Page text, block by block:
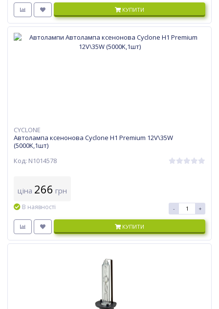
КУПИТИ
CYCLONE
Автолампа ксенонова Cyclone H1 Premium 12V\35W
(5000K,1шт)
Код: N1014578
ціна 266 грн
В наявності - +
КУПИТИ